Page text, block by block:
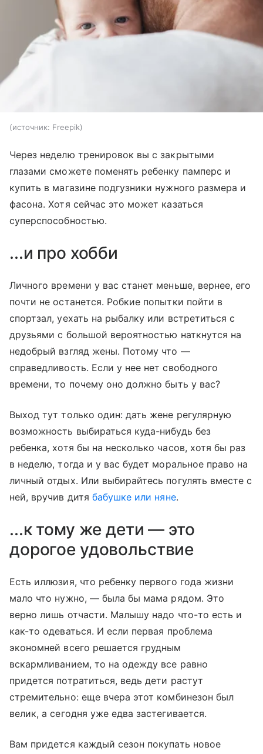
источник: Freepik
Через неделю тренировок вы с закрытыми
глазами сможете поменять ребенку памперс и
купить в магазине подгузники нужного размера и
фасона. Хотя сейчас это может казаться
суперспособностью.
...и про хобби
Личного времени у вас станет меньше, вернее, его
почти не останется. Робкие попытки пойти в
спортзал, уехать на рыбалку или встретиться с
друзьями с большой вероятностью наткнутся на
недобрый взгляд жены. Потому что —
справедливость. Если у нее нет свободного
времени, то почему оно должно быть у вас?
Выход тут только один: дать жене регулярную
возможность выбираться куда-нибудь без
ребенка, хотя бы на несколько часов, хотя бы раз
в неделю, тогда и у вас будет моральное право на
личный отдых. Или выбирайтесь погулять вместе с
ней, вручив дитя бабушке или няне.
...к тому же дети — это
дорогое удовольствие
Есть иллюзия, что ребенку первого года жизни
мало что нужно, — была бы мама рядом. Это
верно лишь отчасти. Малышу надо что-то есть и
как-то одеваться. И если первая проблема
экономней всего решается грудным
вскармливанием, то на одежду все равно
придется потратиться, ведь дети растут
стремительно: еще вчера этот комбинезон был
велик, а сегодня уже едва застегивается.
Вам придется каждый сезон покупать новое